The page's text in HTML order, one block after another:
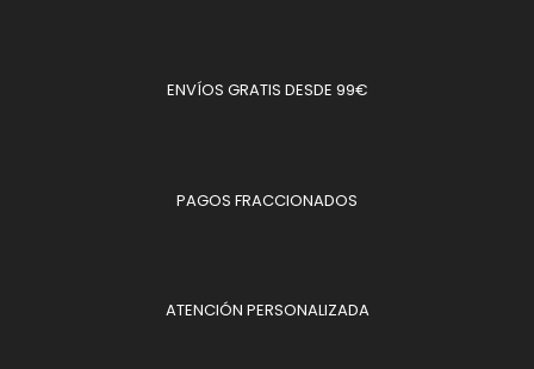
ENVÍOS GRATIS DESDE 99€
PAGOS FRACCIONADOS
ATENCIÓN PERSONALIZADA